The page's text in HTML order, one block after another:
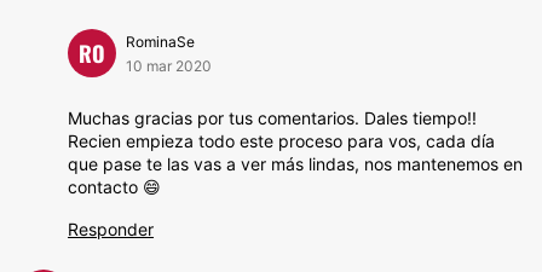
RO
RominaSe
10 mar 2020
Muchas gracias por tus comentarios. Dales tiempo!!
Recien empieza todo este proceso para vos, cada día
que pase te las vas a ver más lindas, nos mantenemos en
contacto 😄
Responder